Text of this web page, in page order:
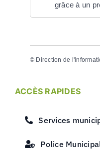
grâce à un
© Direction de
ACCÈS RAPIDES
Services
Police